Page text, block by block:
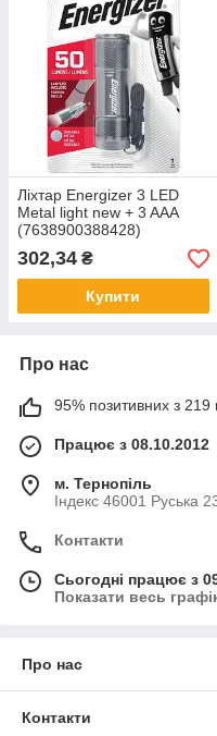
Ліхтар Energizer 3 LED
Metal light new + 3 AAA
(7638900388428)
302,34 ₴
Купити
Про нас
95% позитивних з 219
Працює з 08.10.2012
м. Тернопіль
Індекс 46001 Руська
Контакти
Сьогодні працює з
Показати весь
Про нас
Контакти